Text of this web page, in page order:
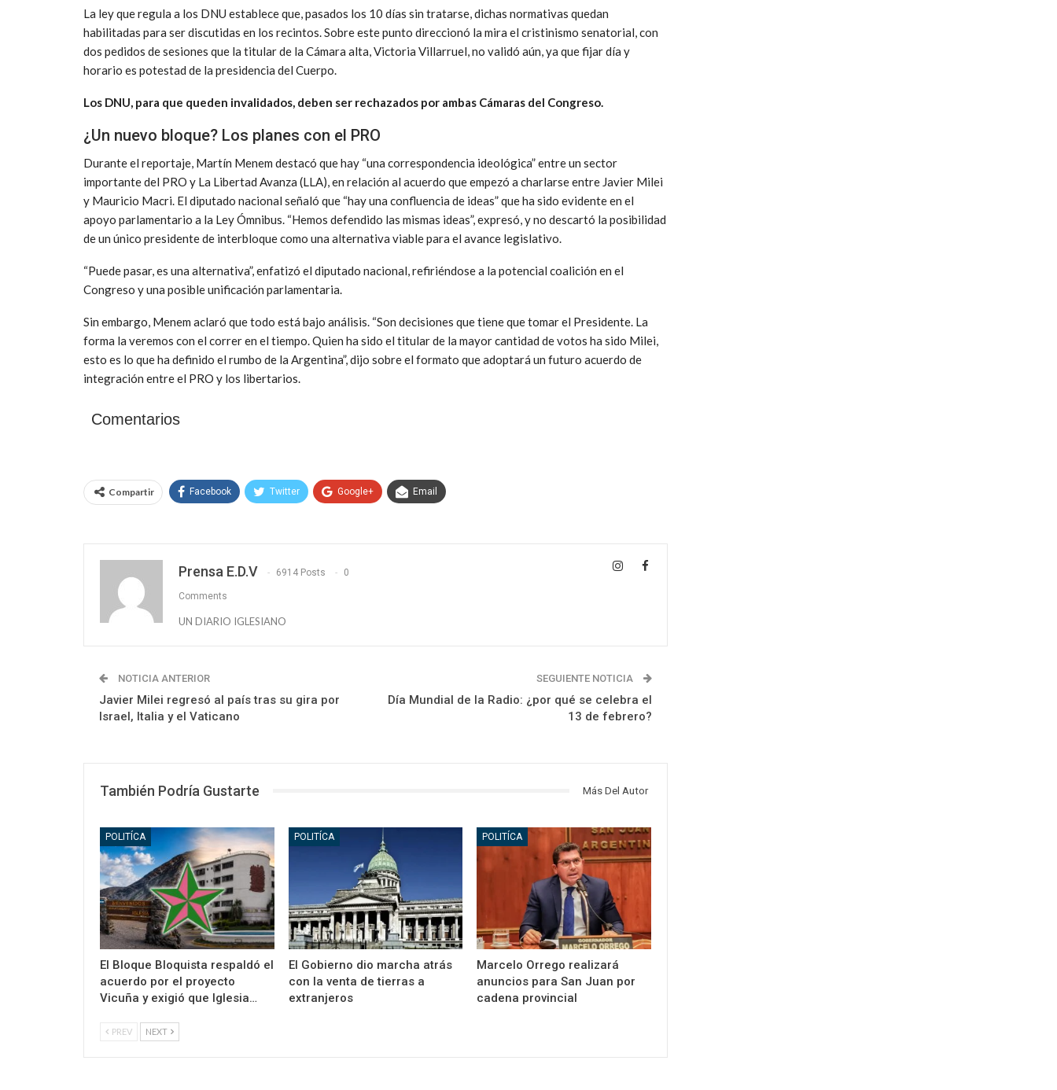
La ley que regula a los DNU establece que, pasados los 10 días sin tratarse, dichas normativas quedan
habilitadas para ser discutidas en los recintos. Sobre este punto direccionó la mira el cristinismo senatorial, con
dos pedidos de sesiones que la titular de la Cámara alta, Victoria Villarruel, no validó aún, ya que fijar día y
horario es potestad de la presidencia del Cuerpo.
Los DNU, para que queden invalidados, deben ser rechazados por ambas Cámaras del Congreso.
¿Un nuevo bloque? Los planes con el PRO
Durante el reportaje, Martín Menem destacó que hay “una correspondencia ideológica” entre un sector
importante del PRO y La Libertad Avanza (LLA), en relación al acuerdo que empezó a charlarse entre Javier Milei
y Mauricio Macri. El diputado nacional señaló que “hay una confluencia de ideas” que ha sido evidente en el
apoyo parlamentario a la Ley Ómnibus. “Hemos defendido las mismas ideas”, expresó, y no descartó la posibilidad
de un único presidente de interbloque como una alternativa viable para el avance legislativo.
“Puede pasar, es una alternativa”, enfatizó el diputado nacional, refiriéndose a la potencial coalición en el
Congreso y una posible unificación parlamentaria.
Sin embargo, Menem aclaró que todo está bajo análisis. “Son decisiones que tiene que tomar el Presidente. La
forma la veremos con el correr en el tiempo. Quien ha sido el titular de la mayor cantidad de votos ha sido Milei,
esto es lo que ha definido el rumbo de la Argentina”, dijo sobre el formato que adoptará un futuro acuerdo de
integración entre el PRO y los libertarios.
Comentarios
Compartir Facebook Twitter Google+ Email
Prensa E.D.V 6914 Posts 0
Comments
UN DIARIO IGLESIANO
NOTICIA ANTERIOR
Javier Milei regresó al país tras su gira por
Israel, Italia y el Vaticano
SEGUIENTE NOTICIA
Día Mundial de la Radio: ¿por qué se celebra el
13 de febrero?
También Podría Gustarte Más Del Autor
POLITÍCA
El Bloque Bloquista respaldó el
acuerdo por el proyecto
Vicuña y exigió que Iglesia…
POLITÍCA
El Gobierno dio marcha atrás
con la venta de tierras a
extranjeros
POLITÍCA
Marcelo Orrego realizará
anuncios para San Juan por
cadena provincial
PREV NEXT